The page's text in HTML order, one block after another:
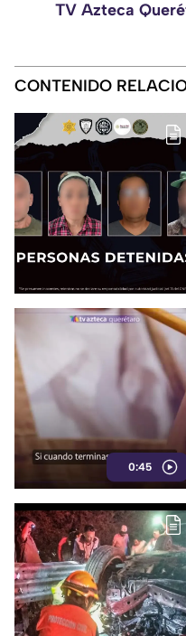
TV Azteca
CONTENIDO
0:45